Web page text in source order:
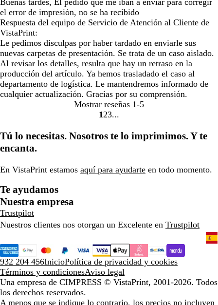
Buenas tardes, El pedido que me iban a enviar para corregir
el error de impresión, no se ha recibido
Respuesta del equipo de Servicio de Atención al Cliente de
VistaPrint:
Le pedimos disculpas por haber tardado en enviarle sus
nuevas carpetas de presentación. Se trata de un caso aislado.
Al revisar los detalles, resulta que hay un retraso en la
producción del artículo. Ya hemos trasladado el caso al
departamento de logística. Le mantendremos informado de
cualquier actualización. Gracias por su comprensión.
Mostrar reseñas 1-5
Ir
la
1 Ir
la
2 Ir
la
3
Tú lo necesitas. Nosotros te lo imprimimos. Y te
encanta.
En VistaPrint estamos aquí para ayudarte en todo momento.
Te ayudamos
Nuestra empresa
Trustpilot
Nuestros clientes nos otorgan un Excelente en Trustpilot
932 204 456InicioPolítica de privacidad y cookies
Términos y condicionesAviso legal
Una empresa de CIMPRESS © VistaPrint, 2001-2026. Todos
los derechos reservados.
A menos que se indique lo contrario, los precios no incluyen